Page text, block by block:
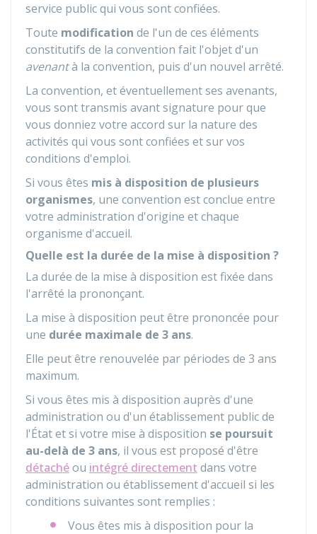
service public qui vous sont confiées.
Toute modification de l'un de ces éléments
constitutifs de la convention fait l'objet d'un
avenantà la convention, puis d'un nouvel arrêté.
La convention, et éventuellement ses avenants,
vous sont transmis avant signature pour que
vous donniez votre accord sur la nature des
activités qui vous sont confiées et sur vos
conditions d'emploi.
Si vous êtes mis à disposition de plusieurs
organismes, une convention est conclue entre
votre administration d'origine et chaque
organisme d'accueil.
Quelle est la durée de la mise à disposition ?
La durée de la mise à disposition est fixée dans
l'arrêté la prononçant.
La mise à disposition peut être prononcée pour
une durée maximale de 3 ans.
Elle peut être renouvelée par périodes de 3 ans
maximum.
Si vous êtes mis à disposition auprès d'une
administration ou d'un établissement public de
l'État et si votre mise à disposition se poursuit
au-delà de 3 ans, il vous est proposé d'être
détachéou intégré directement dans votre
administration ou établissement d'accueil si les
conditions suivantes sont remplies :
Vous êtes mis à disposition pour la